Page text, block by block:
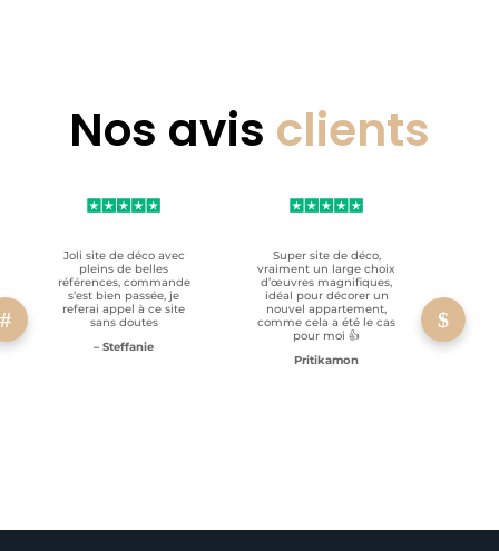
Nos avis clients
Joli site de déco avec
pleins de belles
références, commande
s’est bien passée, je
referai appel à ce site
sans doutes
– Steffanie
Super site de déco,
vraiment un large choix
d’œuvres magnifiques,
idéal pour décorer un
nouvel appartement,
comme cela a été le cas
pour moi 👍
Pritikamon